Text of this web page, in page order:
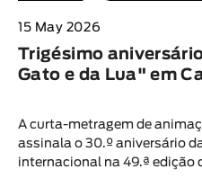
15 May 2026
Trigésimo
Gato e da Lua" em
A curta-metragem de
assinala o 30.º aniversário
internacional na 49.ª edição